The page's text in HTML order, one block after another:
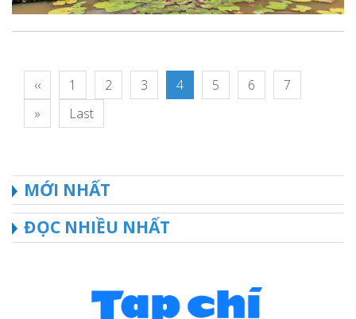
‹‹ 1 2 3 4 5 6
7
»
Last
MỚI NHẤT
ĐỌC NHIỀU NHẤT